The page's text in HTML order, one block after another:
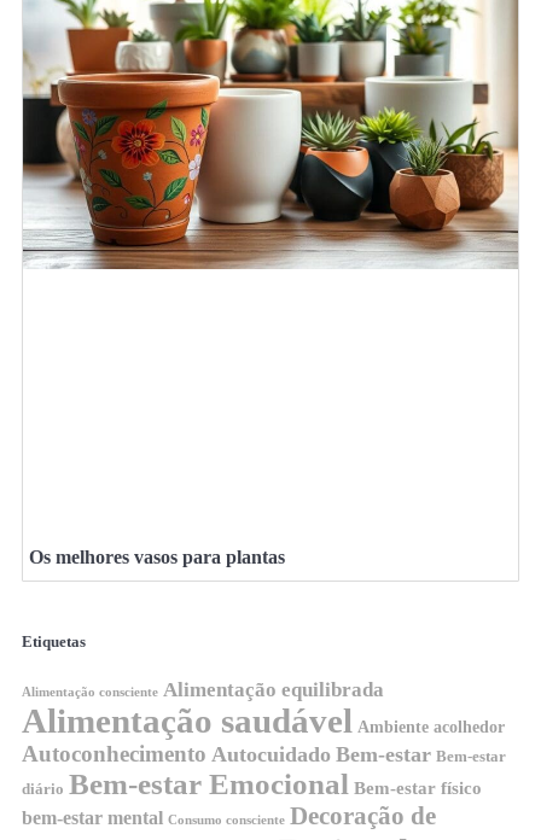
Os melhores vasos para plantas
Etiquetas
Alimentação consciente Alimentação equilibrada
Alimentação saudável Ambiente acolhedor
Autoconhecimento Autocuidado Bem-estar Bem-estar
diário Bem-estar Emocional Bem-estar físico
bem-estar mental Consumo consciente Decoração de